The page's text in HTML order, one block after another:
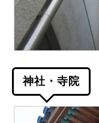
神社・寺院